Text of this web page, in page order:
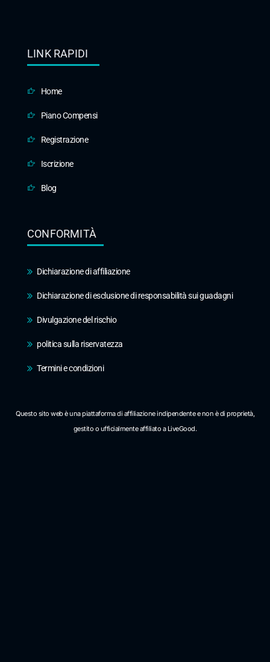
LINK RAPIDI
Home
Piano Compensi
Registrazione
Iscrizione
Blog
CONFORMITÀ
Dichiarazione di affiliazione
Dichiarazione di esclusione di responsabilità sui guadagni
Divulgazione del rischio
politica sulla riservatezza
Termini e condizioni
Questo sito web è una piattaforma di affiliazione indipendente e non è di proprietà,
gestito o ufficialmente affiliato a LiveGood.